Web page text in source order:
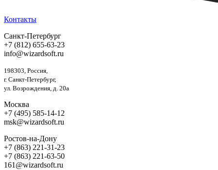
Контакты
Санкт-Петербург
+7 (812) 655-63-23
info@wizardsoft.ru
198303, Россия,
г. Санкт-Петербург,
ул. Возрождения, д. 20а
Москва
+7 (495) 585-14-12
msk@wizardsoft.ru
Ростов-на-Дону
+7 (863) 221-31-23
+7 (863) 221-63-50
161@wizardsoft.ru